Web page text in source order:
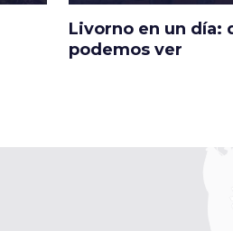
Livorno en un día:
podemos ver